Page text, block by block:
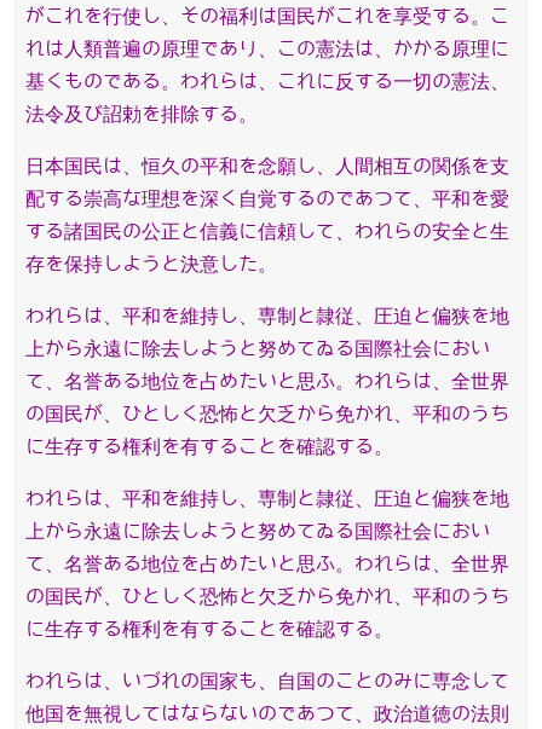
がこれを行使し、その福利は国民がこれを享受する。こ
れは人類普遍の原理であり、この憲法は、かかる原理に
基くものである。われらは、これに反する一切の憲法、
法令及び詔勅を排除する。
日本国民は、恒久の平和を念願し、人間相互の関係を支
配する崇高な理想を深く自覚するのであつて、平和を愛
する諸国民の公正と信義に信頼して、われらの安全と生
存を保持しようと決意した。
われらは、平和を維持し、専制と隷従、圧迫と偏狭を地
上から永遠に除去しようと努めてゐる国際社会におい
て、名誉ある地位を占めたいと思ふ。われらは、全世界
の国民が、ひとしく恐怖と欠乏から免かれ、平和のうち
に生存する権利を有することを確認する。
われらは、平和を維持し、専制と隷従、圧迫と偏狭を地
上から永遠に除去しようと努めてゐる国際社会におい
て、名誉ある地位を占めたいと思ふ。われらは、全世界
の国民が、ひとしく恐怖と欠乏から免かれ、平和のうち
に生存する権利を有することを確認する。
われらは、いづれの国家も、自国のことのみに専念して
他国を無視してはならないのであつて、政治道徳の法則